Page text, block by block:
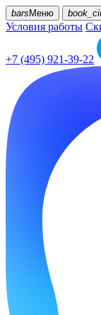
bars Меню
Условия работы
+7 (495) 921-39-22